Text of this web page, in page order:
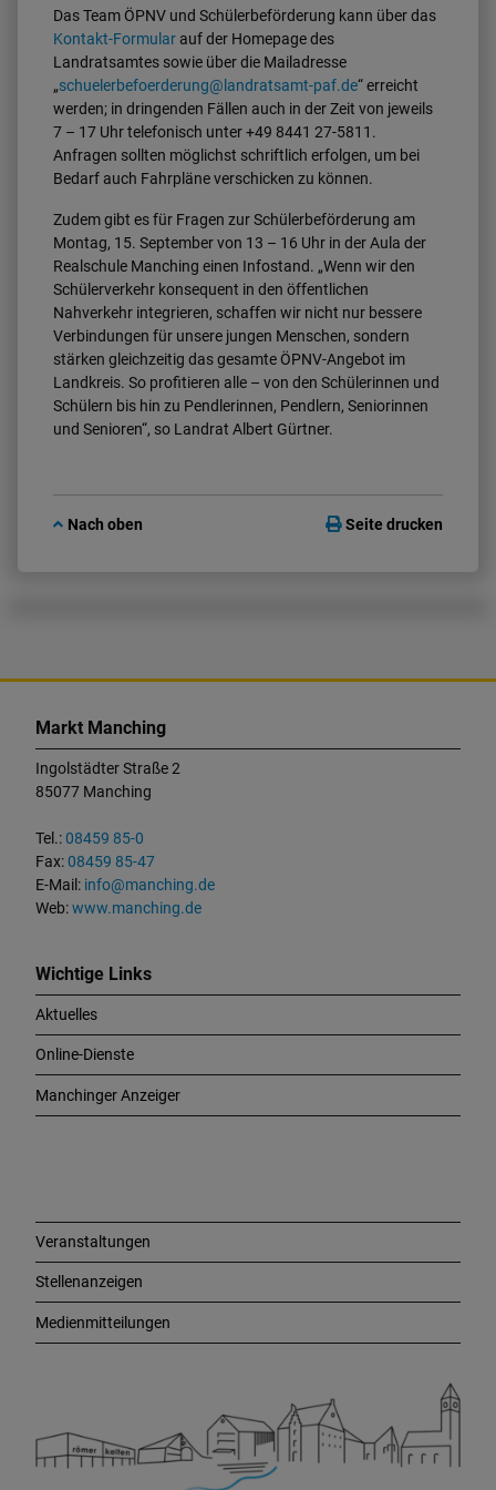
Das Team ÖPNV und Schülerbeförderung kann über das
Kontakt-Formularauf der Homepage des
Landratsamtes sowie über die Mailadresse
„schuelerbefoerderung@landratsamt-paf.de“ erreicht
werden; in dringenden Fällen auch in der Zeit von jeweils
7 – 17 Uhr telefonisch unter +49 8441 27-5811.
Anfragen sollten möglichst schriftlich erfolgen, um bei
Bedarf auch Fahrpläne verschicken zu können.
Zudem gibt es für Fragen zur Schülerbeförderung am
Montag, 15. September von 13 – 16 Uhr in der Aula der
Realschule Manching einen Infostand. „Wenn wir den
Schülerverkehr konsequent in den öffentlichen
Nahverkehr integrieren, schaffen wir nicht nur bessere
Verbindungen für unsere jungen Menschen, sondern
stärken gleichzeitig das gesamte ÖPNV-Angebot im
Landkreis. So profitieren alle – von den Schülerinnen und
Schülern bis hin zu Pendlerinnen, Pendlern, Seniorinnen
und Senioren“, so Landrat Albert Gürtner.
Nach oben Seite drucken
Markt Manching
Ingolstädter Straße 2
85077 Manching
Tel.:08459 85-0
Fax:08459 85-47
E-Mail: info@manching.de
Web:www.manching.de
Wichtige Links
Aktuelles
Online-Dienste
Manchinger Anzeiger
Veranstaltungen
Stellenanzeigen
Medienmitteilungen